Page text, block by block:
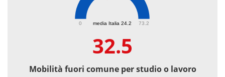
media Italia 24.2
0 73.2
32.5
Mobilità fuori comune per studio o lavoro